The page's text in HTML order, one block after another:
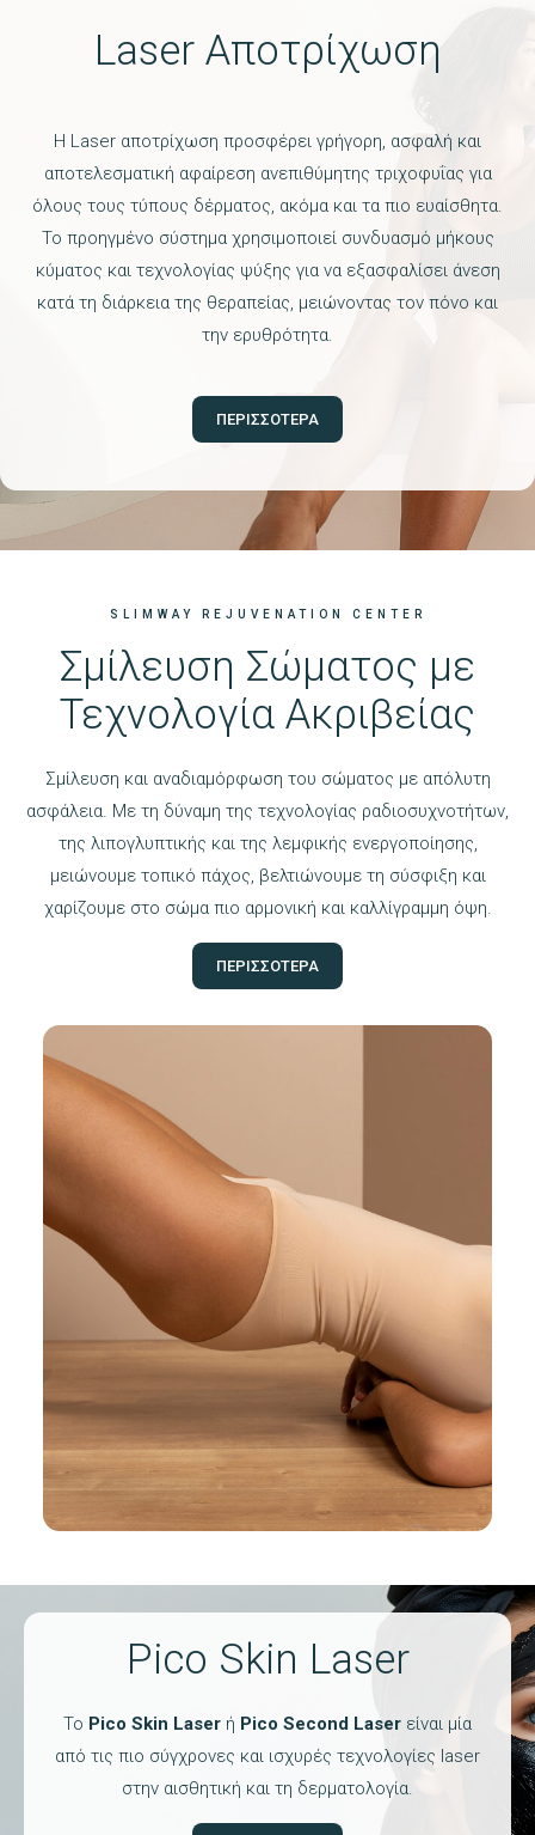
Laser Αποτρίχωση
Η Laser αποτρίχωση προσφέρει γρήγορη, ασφαλή και
αποτελεσματική αφαίρεση ανεπιθύμητης τριχοφυΐας για
όλους τους τύπους δέρματος, ακόμα και τα πιο ευαίσθητα.
Το προηγμένο σύστημα χρησιμοποιεί συνδυασμό μήκους
κύματος και τεχνολογίας ψύξης για να εξασφαλίσει άνεση
κατά τη διάρκεια της θεραπείας, μειώνοντας τον πόνο και
την ερυθρότητα.
ΠΕΡΙΣΣΟΤΕΡΑ
SLIMWAY REJUVENATION CENTER
Σμίλευση Σώματος με
Τεχνολογία Ακριβείας
Σμίλευση και αναδιαμόρφωση του σώματος με απόλυτη
ασφάλεια. Με τη δύναμη της τεχνολογίας ραδιοσυχνοτήτων,
της λιπογλυπτικής και της λεμφικής ενεργοποίησης,
μειώνουμε τοπικό πάχος, βελτιώνουμε τη σύσφιξη και
χαρίζουμε στο σώμα πιο αρμονική και καλλίγραμμη όψη.
ΠΕΡΙΣΣΟΤΕΡΑ
Pico Skin Laser
Το Pico Skin Laser ή Pico Second Laser είναι μία
από τις πιο σύγχρονες και ισχυρές τεχνολογίες laser
στην αισθητική και τη δερματολογία.